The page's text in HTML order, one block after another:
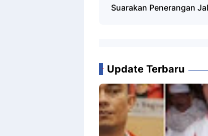
Suarakan Penerangan
Update Terbaru